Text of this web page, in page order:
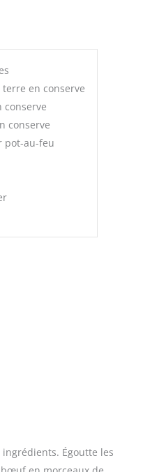
en conserve
conserve
conserve
pot-au-feu
Égoutte les